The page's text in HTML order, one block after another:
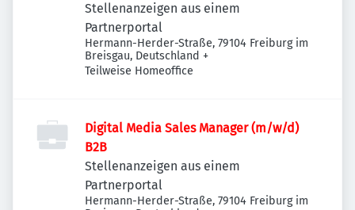
Stellenanzeigen aus einem
Partnerportal
Hermann-Herder-Straße, 79104 Freiburg im
Breisgau, Deutschland +
Teilweise Homeoffice
Digital Media Sales Manager (m/w/d)
B2B
Stellenanzeigen aus einem
Partnerportal
Hermann-Herder-Straße, 79104 Freiburg im